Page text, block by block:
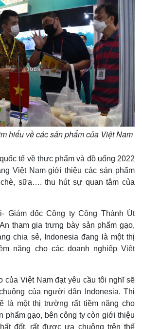
Quân sự - Quốc phòng
Vũ khí
Việt Nam
Phân tích
Ô tô - Xe máy
Tư vấn
hiểu về các sản phẩm của Việt Nam
tế về thực phẩm và đồ uống 2022
Việt Nam giới thiệu các sản phẩm
sữa…. thu hút sự quan tâm của
Giám đốc Công ty Công Thành Út
tham gia trưng bày sản phẩm gạo,
chia sẻ, Indonesia đang là một thị
năng cho các doanh nghiệp Việt
của Việt Nam đạt yêu cầu tôi nghĩ sẽ
của người dân Indonesia. Thị
là một thị trường rất tiềm năng cho
phẩm gạo, bên công ty còn giới thiệu
đốt, rất được ưa chuộng trên thế